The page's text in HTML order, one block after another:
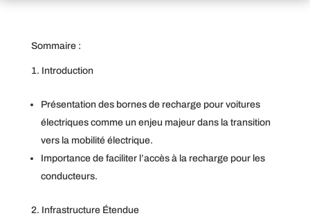
Sommaire :
Introduction
Présentation des bornes de recharge pour voitures
électriques comme un enjeu majeur dans la transition
vers la mobilité électrique.
Importance de faciliter l’accès à la recharge pour les
conducteurs.
Infrastructure Étendue